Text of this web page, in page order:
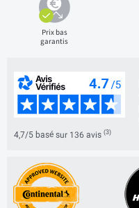
Prix bas
garantis
4,7/5 basé sur 136 avis (3)